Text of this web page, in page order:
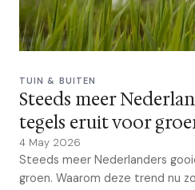
TUIN & BUITEN
Steeds meer
tegels eruit voor
4 May 2026
Steeds meer Nederlanders
groen. Waarom deze trend nu